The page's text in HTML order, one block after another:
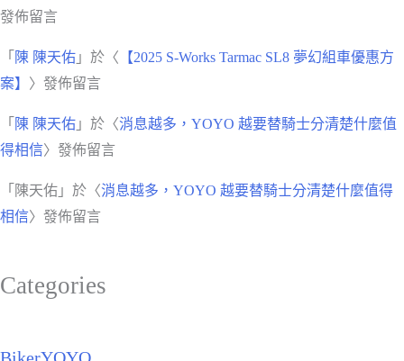
發佈留言
「 陳 陳天佑 」於〈
【2025 S-Works Tarmac SL8 夢幻組車優惠方
案】
〉發佈留言
「 陳 陳天佑 」於〈消息越多，YOYO 越要替騎士分清楚什麼值
得相信〉發佈留言
「 陳天佑 」於〈消息越多，YOYO 越要替騎士分清楚什麼值得
相信〉發佈留言
Categories